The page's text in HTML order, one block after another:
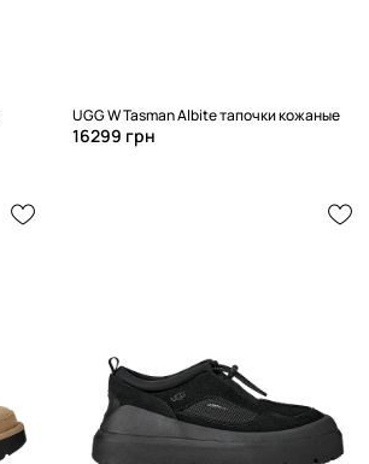
UGG W Tasman Albite тапочки кожаные
16299 грн